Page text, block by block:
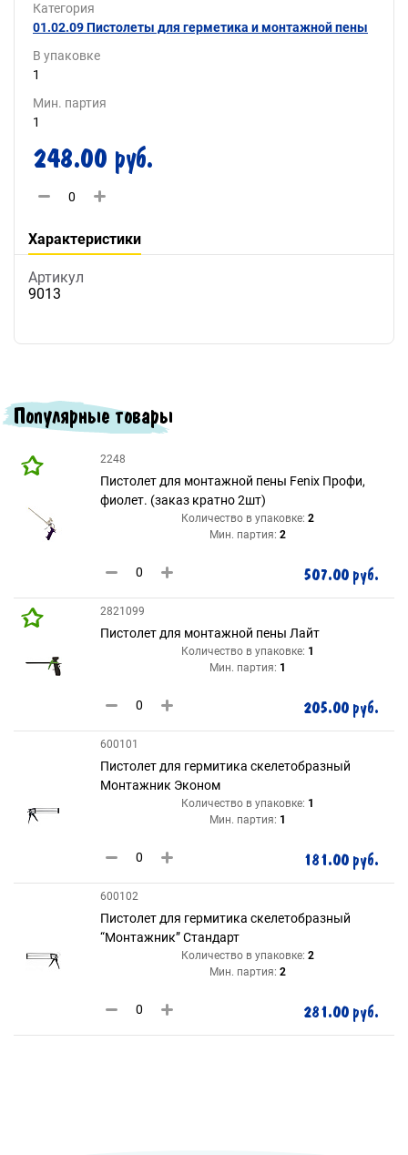
Категория
01.02.09 Пистолеты для герметика и монтажной пены
В упаковке
1
Мин. партия
1
248.00 руб.
Характеристики
Артикул
9013
Популярные товары
2248
Пистолет для монтажной пены Fenix Профи,
фиолет. (заказ кратно 2шт)
Количество в упаковке: 2
Мин. партия: 2
507.00 руб.
2821099
Пистолет для монтажной пены Лайт
Количество в упаковке: 1
Мин. партия: 1
205.00 руб.
600101
Пистолет для гермитика скелетобразный
Монтажник Эконом
Количество в упаковке: 1
Мин. партия: 1
181.00 руб.
600102
Пистолет для гермитика скелетобразный
“Монтажник” Стандарт
Количество в упаковке: 2
Мин. партия: 2
281.00 руб.